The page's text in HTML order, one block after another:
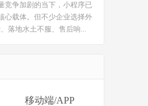
竞争加剧的当下，小程序已
心载体。但不少企业选择外
落地水土不服、售后响...
移动端/APP